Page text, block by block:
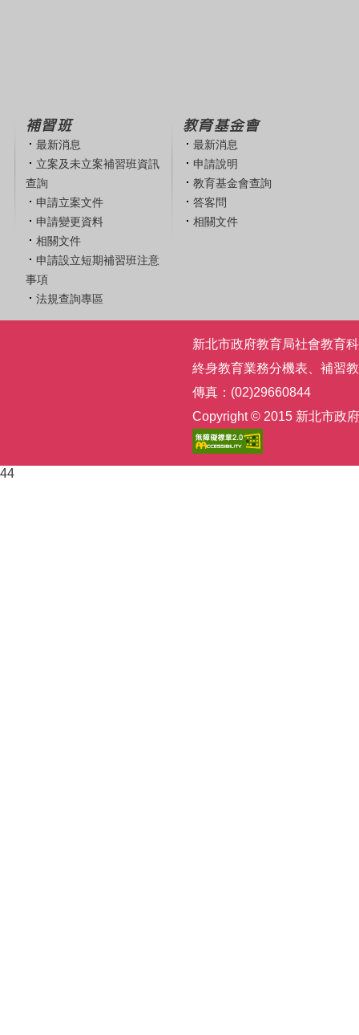
補習班
最新消息
立案及未立案補習班資訊
查詢
申請立案文件
申請變更資料
相關文件
申請設立短期補習班注意
事項
法規查詢專區
教育基金會
最新消息
申請說明
教育基金會查詢
答客問
相關文件
新北市政府教育局社會教育
終身教育業務分機表
補習
傳真：(02)29660844
Copyright © 2015 新北市政
44